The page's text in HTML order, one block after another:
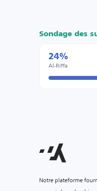
Sondage des
24%
Al-Riffa
Notre plateforme